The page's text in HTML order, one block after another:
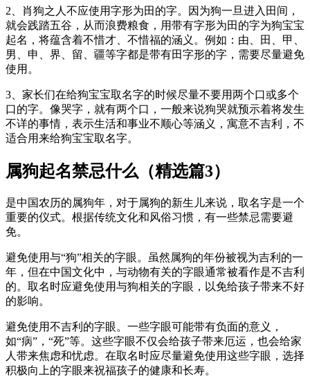
2、肖狗之人不应使用字形为田的字。因为狗一旦进入田间，
就会践踏五谷，从而浪费粮食，用带有字形为田的字为狗宝宝
起名，将蕴含着不惜才、不惜福的涵义。例如：由、田、甲、
男、申、界、留、疆等字都是带有田字形的字，需要尽量避免
使用。
3、家长们在给狗宝宝取名字的时候尽量不要用两个口或多个
口的字。像哭字，就有两个口，一般来说狗哭就预示着将发生
不详的事情，表示生活和事业不顺心等涵义，寓意不吉利，不
适合用来给狗宝宝取名字。
属狗起名禁忌什么（精选篇3）
是中国农历的属狗年，对于属狗的新生儿来说，取名字是一个
重要的仪式。根据传统文化和风俗习惯，有一些禁忌需要避
免。
避免使用与“狗”相关的字眼。虽然属狗的年份被视为吉利的一
年，但在中国文化中，与动物有关的字眼通常被看作是不吉利
的。取名时应避免使用与狗相关的字眼，以免给孩子带来不好
的影响。
避免使用不吉利的字眼。一些字眼可能带有负面的意义，
如“病”，“死”等。这些字眼不仅会给孩子带来厄运，也会给家
人带来焦虑和忧虑。在取名时应尽量避免使用这些字眼，选择
积极向上的字眼来祝福孩子的健康和长寿。